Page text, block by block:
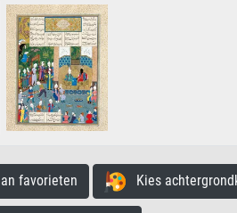
favorieten Kies